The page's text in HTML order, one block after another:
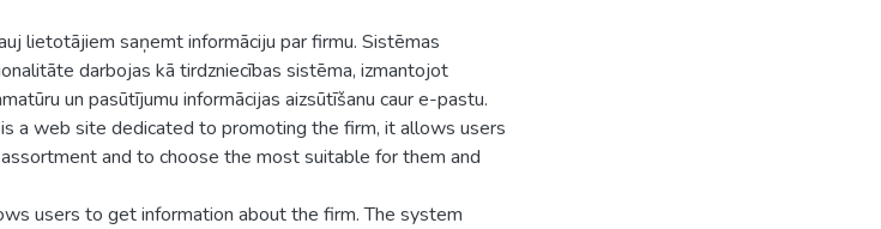
lietotājiem saņemt informāciju par firmu. Sistēmas
darbojas kā tirdzniecības sistēma, izmantojot
un pasūtījumu informācijas aizsūtīšanu caur e-pastu.
a web site dedicated to promoting the firm, it allows users
and to choose the most suitable for them and
users to get information about the firm. The system